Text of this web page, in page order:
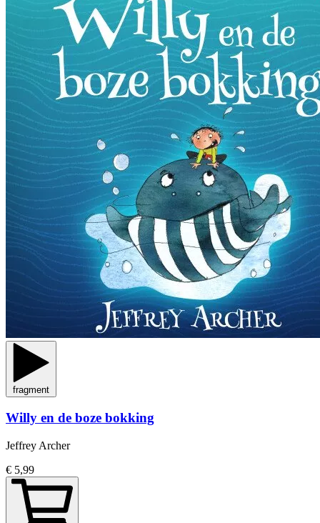
fragment
Willy en de boze bokking
Jeffrey Archer
€ 5,99